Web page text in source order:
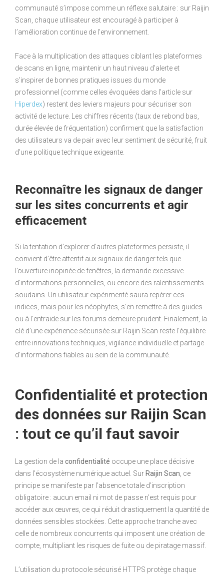
communauté s’impose comme un réflexe salutaire : sur Raijin
Scan, chaque utilisateur est encouragé à participer à
l’amélioration continue de l’environnement.
Face à la multiplication des attaques ciblant les plateformes
de scans en ligne, maintenir un haut niveau d’alerte et
s’inspirer de bonnes pratiques issues du monde
professionnel (comme celles évoquées dans l’article sur
Hiperdex) restent des leviers majeurs pour sécuriser son
activité de lecture. Les chiffres récents (taux de rebond bas,
durée élevée de fréquentation) confirment que la satisfaction
des utilisateurs va de pair avec leur sentiment de sécurité, fruit
d’une politique technique exigeante.
Reconnaître les signaux de danger
sur les sites concurrents et agir
efficacement
Si la tentation d’explorer d’autres plateformes persiste, il
convient d’être attentif aux signaux de danger tels que
l’ouverture inopinée de fenêtres, la demande excessive
d’informations personnelles, ou encore des ralentissements
soudains. Un utilisateur expérimenté saura repérer ces
indices, mais pour les néophytes, s’en remettre à des guides
ou à l’entraide sur les forums demeure prudent. Finalement, la
clé d’une expérience sécurisée sur Raijin Scan reste l’équilibre
entre innovations techniques, vigilance individuelle et partage
d’informations fiables au sein de la communauté.
Confidentialité et protection
des données sur Raijin Scan
: tout ce qu’il faut savoir
La gestion de la confidentialité occupe une place décisive
dans l’écosystème numérique actuel. Sur Raijin Scan , ce
principe se manifeste par l’absence totale d’inscription
obligatoire : aucun email ni mot de passe n’est requis pour
accéder aux œuvres, ce qui réduit drastiquement la quantité de
données sensibles stockées. Cette approche tranche avec
celle de nombreux concurrents qui imposent une création de
compte, multipliant les risques de fuite ou de piratage massif.
L’utilisation du protocole sécurisé HTTPS protège chaque